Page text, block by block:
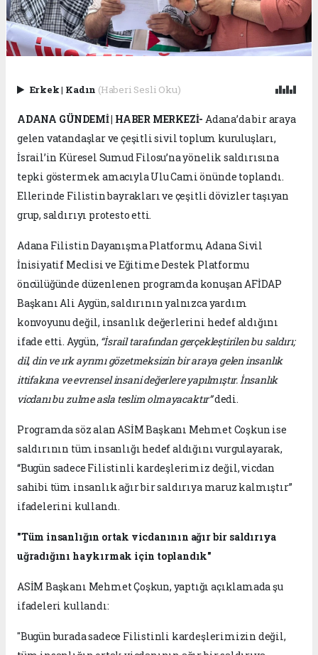
Erkek| Kadın (Haberi Sesli Oku)
ADANA GÜNDEMİ | HABER MERKEZİ- Adana’da bir araya
gelen vatandaşlar ve çeşitli sivil toplum kuruluşları,
İsrail’in Küresel Sumud Filosu’na yönelik saldırısına
tepki göstermek amacıyla Ulu Cami önünde toplandı.
Ellerinde Filistin bayrakları ve çeşitli dövizler taşıyan
grup, saldırıyı protesto etti.
Adana Filistin Dayanışma Platformu, Adana Sivil
İnisiyatif Meclisi ve Eğitime Destek Platformu
öncülüğünde düzenlenen programda konuşan AFİDAP
Başkanı Ali Aygün, saldırının yalnızca yardım
konvoyunu değil, insanlık değerlerini hedef aldığını
ifade etti. Aygün, “İsrail tarafından gerçekleştirilen bu saldırı;
dil, din ve ırk ayrımı gözetmeksizin bir araya gelen insanlık
ittifakına ve evrensel insani değerlere yapılmıştır. İnsanlık
vicdanı bu zulme asla teslim olmayacaktır”dedi.
Programda söz alan ASİM Başkanı Mehmet Coşkun ise
saldırının tüm insanlığı hedef aldığını vurgulayarak,
“Bugün sadece Filistinli kardeşlerimiz değil, vicdan
sahibi tüm insanlık ağır bir saldırıya maruz kalmıştır”
ifadelerini kullandı.
"Tüm insanlığın ortak vicdanının ağır bir saldırıya
uğradığını haykırmak için toplandık"
ASİM Başkanı Mehmet Çoşkun, yaptığı açıklamada şu
ifadeleri kullandı:
"Bugün burada sadece Filistinli kardeşlerimizin değil,